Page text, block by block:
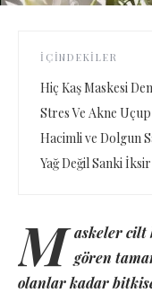
İÇINDEKILER
Hiç Kaş Maskesi
Stres Ve Akne
Hacimli ve Dolgun
Yağ Değil Sanki İksir
M askeler cilt
gören
olanlar kadar